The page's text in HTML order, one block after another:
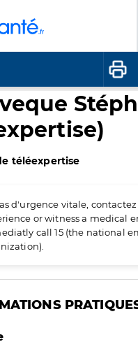
téléexpertise
d'urgence vitale, contactez
or witness a medical
call 15 (the national